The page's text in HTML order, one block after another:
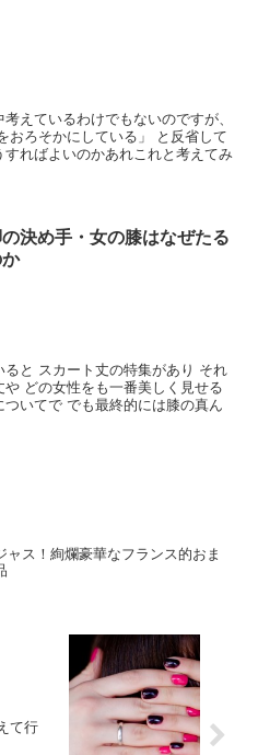
えているわけでもないのですが、
おろそかにしている」 と反省して
ればよいのかあれこれと考えてみ
決め手・女の膝はなぜたる
と スカート丈の特集があり それ
どの女性をも一番美しく見せる
いてで でも最終的には膝の真ん
ャス！絢爛豪華なフランス的おま
て行